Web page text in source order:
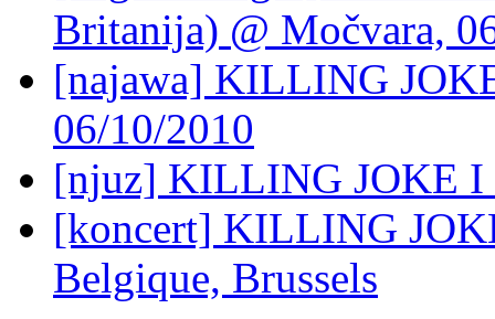
Britanija) @ Močvara,
[najawa] KILLING
06/10/2010
[njuz] KILLING JOKE
[koncert] KILLING
Belgique, Brussels